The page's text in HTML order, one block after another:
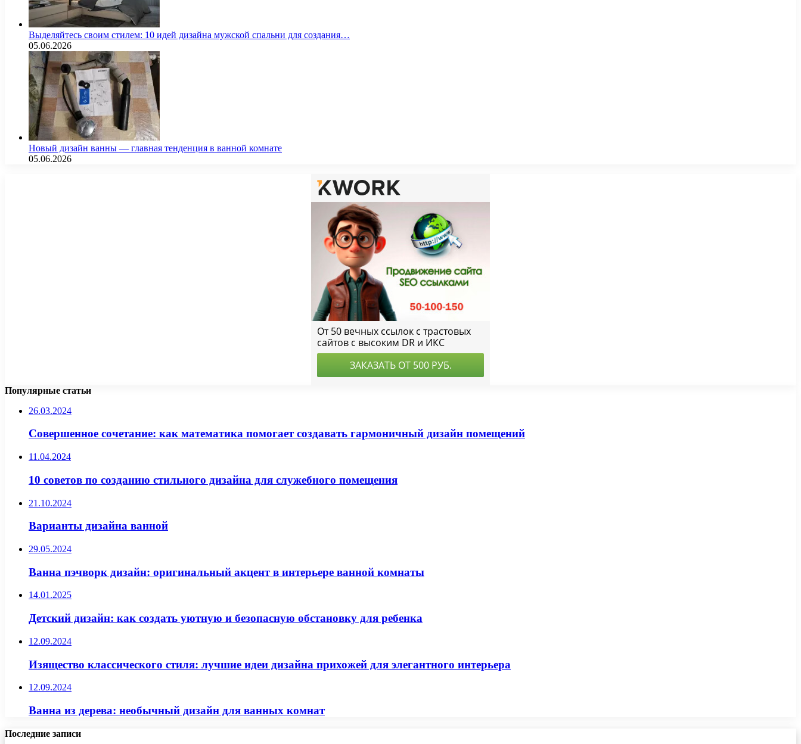
Выделяйтесь своим стилем: 10 идей дизайна мужской спальни для создания…
05.06.2026
Новый дизайн ванны — главная тенденция в ванной комнате
05.06.2026
Популярные статьи
26.03.2024
Совершенное сочетание: как математика помогает создавать гармоничный дизайн помещений
11.04.2024
10 советов по созданию стильного дизайна для служебного помещения
21.10.2024
Варианты дизайна ванной
29.05.2024
Ванна пэчворк дизайн: оригинальный акцент в интерьере ванной комнаты
14.01.2025
Детский дизайн: как создать уютную и безопасную обстановку для ребенка
12.09.2024
Изящество классического стиля: лучшие идеи дизайна прихожей для элегантного интерьера
12.09.2024
Ванна из дерева: необычный дизайн для ванных комнат
Последние записи